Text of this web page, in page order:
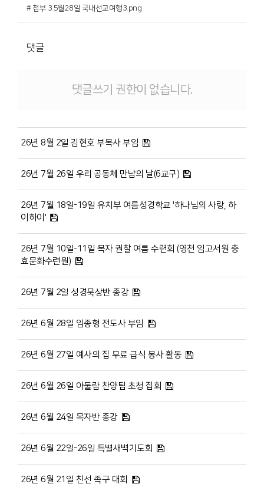
# 첨부 3.5월28일 국내선교여행3.png
댓글
댓글쓰기 권한이 없습니다.
26년 8월 2일 김현호 부목사 부임
26년 7월 26일 우리 공동체 만남의 날(6교구)
26년 7월 18일-19일 유치부 여름성경학교 '하나님의 사랑, 하
이하이'
26년 7월 10일-11일 목자 권찰 여름 수련회 (영천 임고서원 충
효문화수련원)
26년 7월 2일 성경묵상반 종강
26년 6월 28일 임종형 전도사 부임
26년 6월 27일 예사의 집 무료 급식 봉사 활동
26년 6월 26일 아둘람 찬양팀 초청 집회
26년 6월 24일 목자반 종강
26년 6월 22일-26일 특별새벽기도회
26년 6월 21일 친선 족구 대회